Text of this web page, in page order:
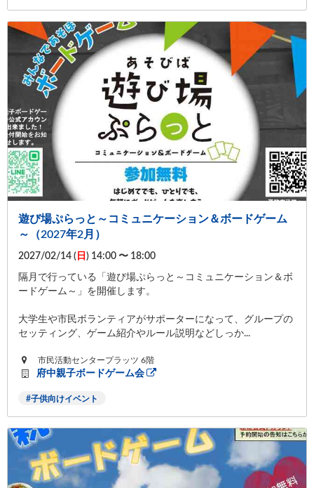
遊び場ぷらっと～コミュニケーション＆ボードゲーム
～（2027年2月）
2027/02/14 ( 日 ) 14:00 〜 18:00
隔月で行っている「遊び場ぷらっと～コミュニケーション＆ボ
ードゲーム～」を開催します。
大学生や市民ボランティアがサポーターになって、グループの
セッティング、ゲーム紹介やルール説明などしっか...
市民活動センタープラッツ 6階
府中親子ボードゲーム会
子供向けイベント